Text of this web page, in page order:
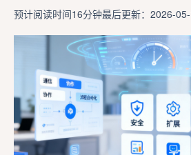
预计阅读时间16分钟最后更新：2026-